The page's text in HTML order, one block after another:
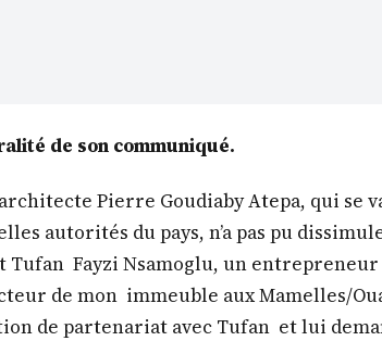
de son communiqué.
Pierre Goudiaby Atepa, qui se
autorités du pays, n’a pas pu
Fayzi Nsamoglu, un entrepreneur
de mon immeuble aux Mamelles/
de partenariat avec Tufan et lui